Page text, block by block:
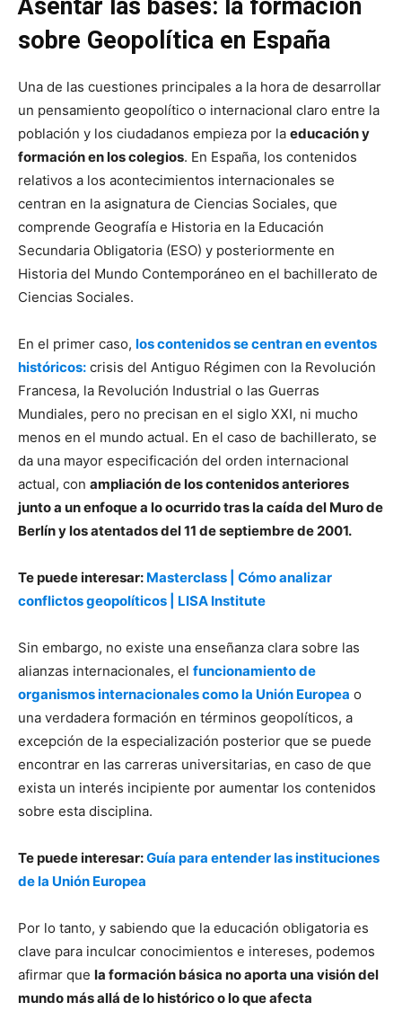
Asentar las bases: la formación
sobre Geopolítica en España
Una de las cuestiones principales a la hora de desarrollar
un pensamiento geopolítico o internacional claro entre la
población y los ciudadanos empieza por la educación y
formación en los colegios. En España, los contenidos
relativos a los acontecimientos internacionales se
centran en la asignatura de Ciencias Sociales, que
comprende Geografía e Historia en la Educación
Secundaria Obligatoria (ESO) y posteriormente en
Historia del Mundo Contemporáneo en el bachillerato de
Ciencias Sociales.
En el primer caso, los contenidos se centran en eventos
históricos: crisis del Antiguo Régimen con la Revolución
Francesa, la Revolución Industrial o las Guerras
Mundiales, pero no precisan en el siglo XXI, ni mucho
menos en el mundo actual. En el caso de bachillerato, se
da una mayor especificación del orden internacional
actual, con ampliación de los contenidos anteriores
junto a un enfoque a lo ocurrido tras la caída del Muro de
Berlín y los atentados del 11 de septiembre de 2001.
Te puede interesar: Masterclass | Cómo analizar
conflictos geopolíticos | LISA Institute
Sin embargo, no existe una enseñanza clara sobre las
alianzas internacionales, el funcionamiento de
organismos internacionales como la Unión Europea o
una verdadera formación en términos geopolíticos, a
excepción de la especialización posterior que se puede
encontrar en las carreras universitarias, en caso de que
exista un interés incipiente por aumentar los contenidos
sobre esta disciplina.
Te puede interesar:Guía para entender las instituciones
de la Unión Europea
Por lo tanto, y sabiendo que la educación obligatoria es
clave para inculcar conocimientos e intereses, podemos
afirmar que la formación básica no aporta una visión del
mundo más allá de lo histórico o lo que afecta